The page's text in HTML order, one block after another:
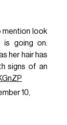
look
is going on.
her hair has
signs of an
10,